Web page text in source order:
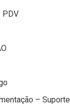
PDV
– Suporte